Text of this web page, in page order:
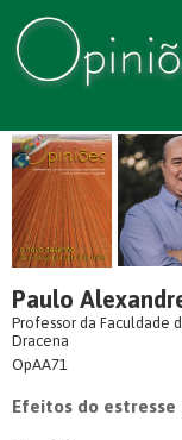
Paulo
Professor da Faculdade
Dracena
OpAA71
Efeitos do